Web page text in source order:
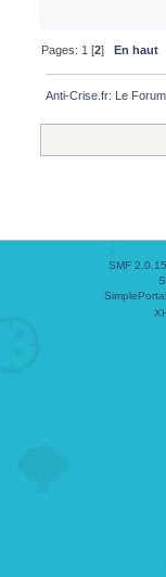
Pages: 1 [2]En haut
Anti-Crise.fr: Le Forum
SMF 2.0.15